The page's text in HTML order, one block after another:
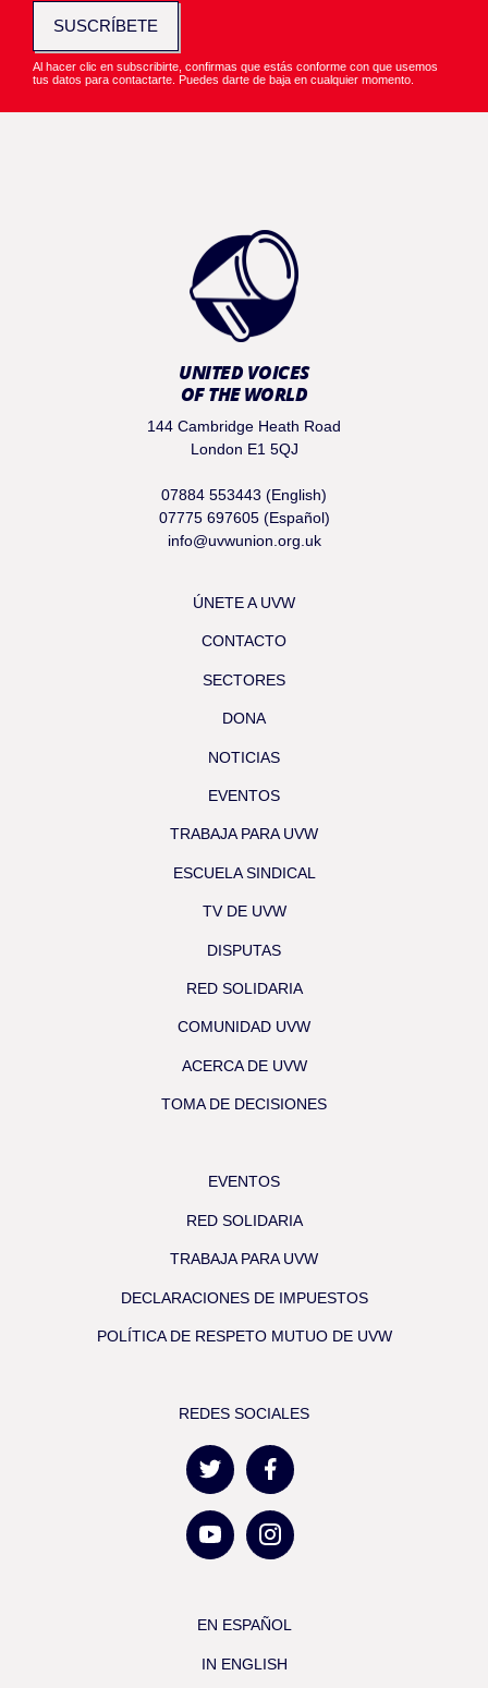
SUSCRÍBETE
Al hacer clic en subscribirte, confirmas que estás conforme con que usemos
tus datos para contactarte. Puedes darte de baja en cualquier momento.
UNITED VOICES
OF THE WORLD
144 Cambridge Heath Road
London E1 5QJ
07884 553443 (English)
07775 697605 (Español)
info@uvwunion.org.uk
ÚNETE A UVW
CONTACTO
SECTORES
DONA
NOTICIAS
EVENTOS
TRABAJA PARA UVW
ESCUELA SINDICAL
TV DE UVW
DISPUTAS
RED SOLIDARIA
COMUNIDAD UVW
ACERCA DE UVW
TOMA DE DECISIONES
EVENTOS
RED SOLIDARIA
TRABAJA PARA UVW
DECLARACIONES DE IMPUESTOS
POLÍTICA DE RESPETO MUTUO DE UVW
REDES SOCIALES
EN ESPAÑOL
IN ENGLISH